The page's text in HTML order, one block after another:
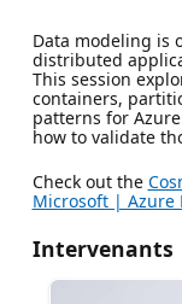
Data modeling is
distributed
This session
containers,
patterns for
how to validate
Check out the
Microsoft | Azure
Intervenants